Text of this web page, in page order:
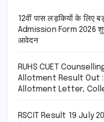
12वीं पास लड़कियों के लिए
Admission Form 2026
आवेदन
RUHS CUET
Allotment Result Out
Allotment Letter,
RSCIT Result 19 July